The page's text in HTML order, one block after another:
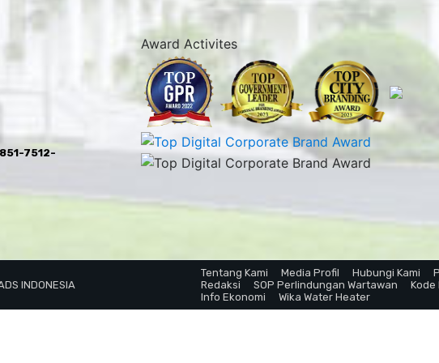
7512-
Award Activites
INDONESIA
Tentang Kami Media Profil Hubungi Kami
Redaksi
SOP Perlindungan Wartawan
Kode
Info Ekonomi
Wika Water Heater